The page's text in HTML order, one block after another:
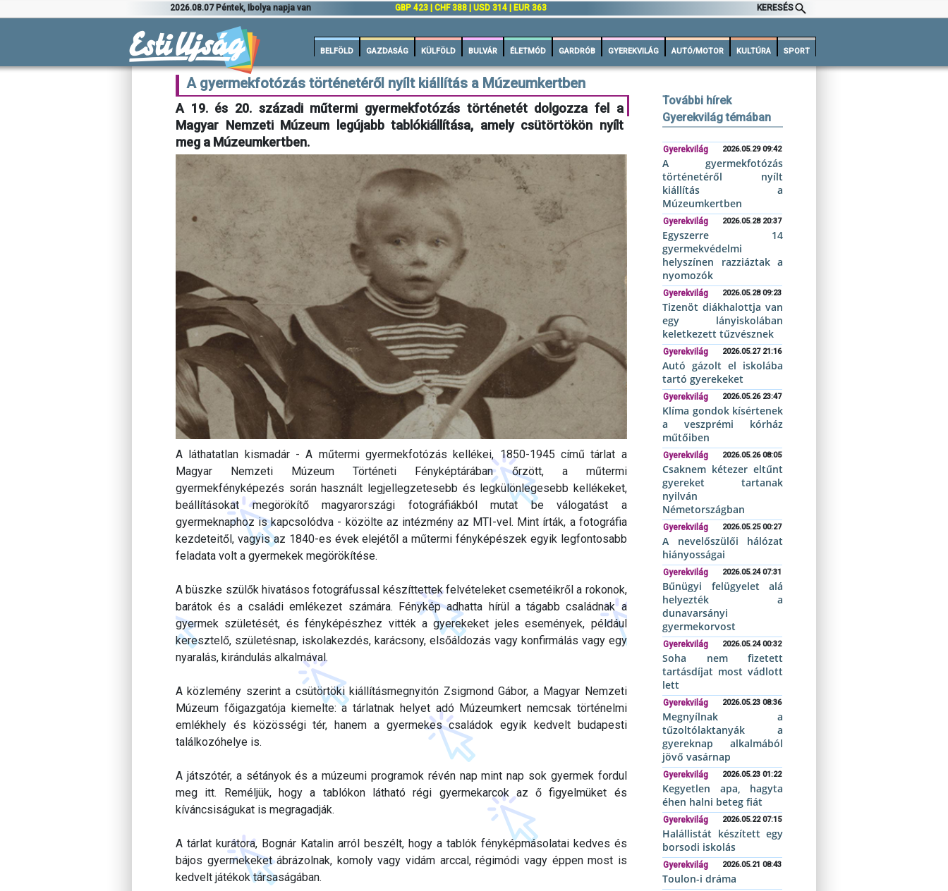
2026.08.07 Péntek, Ibolya napja van GBP 423 | CHF 388 | USD 314 | EUR 363 KERESÉS
BELFÖLD GAZDASÁG KÜLFÖLD BULVÁR ÉLETMÓD GARDRÓB GYEREKVILÁG AUTÓ/MOTOR KULTÚRA SPORT
A gyermekfotózás történetéről nyílt kiállítás a Múzeumkertben
A 19. és 20. századi műtermi gyermekfotózás történetét dolgozza fel a
Magyar Nemzeti Múzeum legújabb tablókiállítása, amely csütörtökön nyílt
meg a Múzeumkertben.
A láthatatlan kismadár - A műtermi gyermekfotózás kellékei, 1850-1945 című tárlat a
Magyar Nemzeti Múzeum Történeti Fényképtárában őrzött, a műtermi
gyermekfényképezés során használt legjellegzetesebb és legkülönlegesebb kellékeket,
beállításokat megörökítő magyarországi fotográfiákból mutat be válogatást a
gyermeknaphoz is kapcsolódva - közölte az intézmény az MTI-vel. Mint írták, a fotográfia
kezdeteitől, vagyis az 1840-es évek elejétől a műtermi fényképészek egyik legfontosabb
feladata volt a gyermekek megörökítése.
A büszke szülők hivatásos fotográfussal készíttettek felvételeket csemetéikről a rokonok,
barátok és a családi emlékezet számára. Fénykép adhatta hírül a tágabb családnak a
gyermek születését, és fényképészhez vitték a gyerekeket jeles események, például
keresztelő, születésnap, iskolakezdés, karácsony, elsőáldozás vagy konfirmálás vagy egy
nyaralás, kirándulás alkalmával.
A közlemény szerint a csütörtöki kiállításmegnyitón Zsigmond Gábor, a Magyar Nemzeti
Múzeum főigazgatója kiemelte: a tárlatnak helyet adó Múzeumkert nemcsak történelmi
emlékhely és közösségi tér, hanem a gyermekes családok egyik kedvelt budapesti
találkozóhelye is.
A játszótér, a sétányok és a múzeumi programok révén nap mint nap sok gyermek fordul
meg itt. Reméljük, hogy a tablókon látható régi gyermekarcok az ő figyelmüket és
kíváncsiságukat is megragadják.
A tárlat kurátora, Bognár Katalin arról beszélt, hogy a tablók fényképmásolatai kedves és
bájos gyermekeket ábrázolnak, komoly vagy vidám arccal, régimódi vagy éppen most is
kedvelt játékok társaságában.
További hírek
Gyerekvilág témában
Gyerekvilág 2026.05.29 09:42
A gyermekfotózás
történetéről nyílt
kiállítás a
Múzeumkertben
Gyerekvilág 2026.05.28 20:37
Egyszerre 14
gyermekvédelmi
helyszínen razziáztak a
nyomozók
Gyerekvilág 2026.05.28 09:23
Tizenöt diákhalottja van
egy lányiskolában
keletkezett tűzvésznek
Gyerekvilág 2026.05.27 21:16
Autó gázolt el iskolába
tartó gyerekeket
Gyerekvilág 2026.05.26 23:47
Klíma gondok kísértenek
a veszprémi kórház
műtőiben
Gyerekvilág 2026.05.26 08:05
Csaknem kétezer eltűnt
gyereket tartanak
nyilván
Németországban
Gyerekvilág 2026.05.25 00:27
A nevelőszülői hálózat
hiányosságai
Gyerekvilág 2026.05.24 07:31
Bűnügyi felügyelet alá
helyezték a
dunavarsányi
gyermekorvost
Gyerekvilág 2026.05.24 00:32
Soha nem fizetett
tartásdíjat most vádlott
lett
Gyerekvilág 2026.05.23 08:36
Megnyílnak a
tűzoltólaktanyák a
gyereknap alkalmából
jövő vasárnap
Gyerekvilág 2026.05.23 01:22
Kegyetlen apa, hagyta
éhen halni beteg fiát
Gyerekvilág 2026.05.22 07:15
Halállistát készített egy
borsodi iskolás
Gyerekvilág 2026.05.21 08:43
Toulon-i dráma